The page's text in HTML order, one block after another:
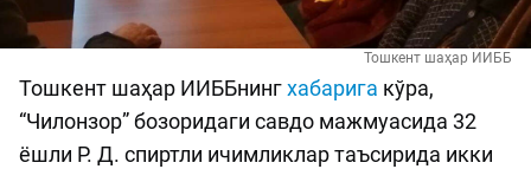
Тошкент шаҳар ИИББ
Тошкент шаҳар ИИББнингхабарига кўра,
“Чилонзор” бозоридаги савдо мажмуасида 32
ёшли Р. Д. спиртли ичимликлар таъсирида икки